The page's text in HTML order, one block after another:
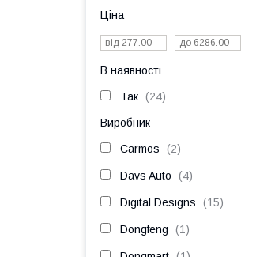
Ціна
В наявності
Так 24
Виробник
Carmos 2
Davs Auto 4
Digital Designs 15
Dongfeng 1